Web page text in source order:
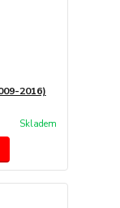
2016)
Skladem